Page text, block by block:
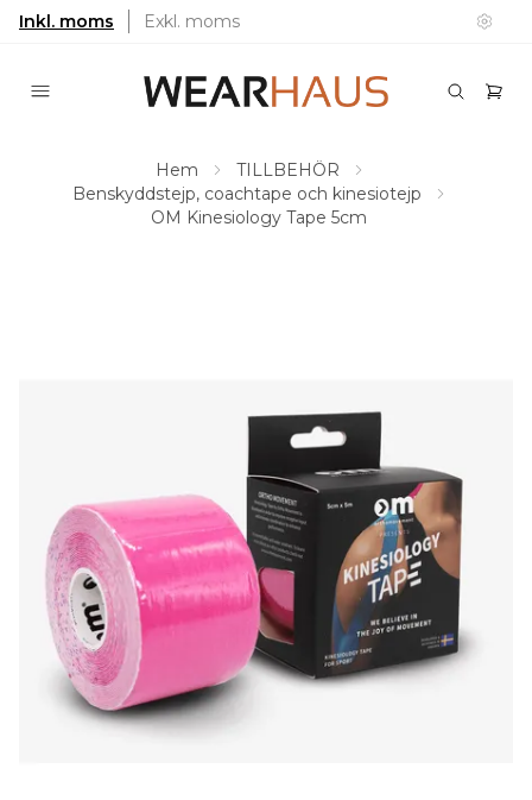
Inkl. moms Exkl. moms
Hem
TILLBEHÖR
Benskyddstejp, coachtape och kinesiotejp
OM Kinesiology Tape 5cm